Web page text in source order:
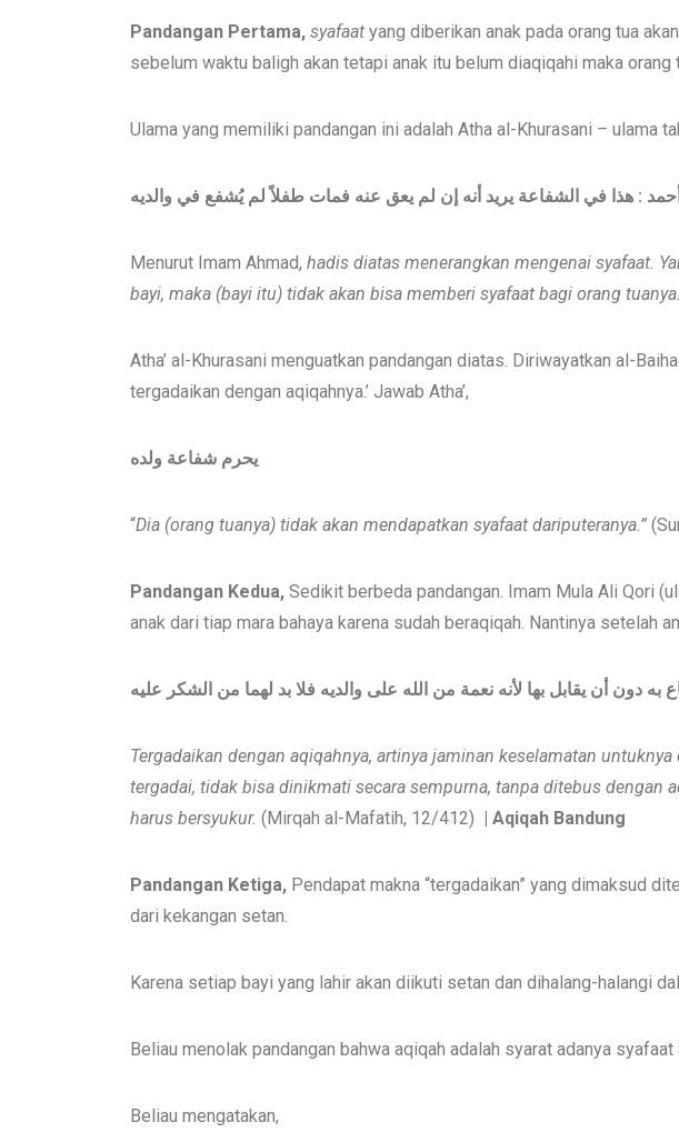
Pandangan Pertama, syafaat yang diberikan anak pada orang tua
sebelum waktu baligh akan tetapi anak itu belum diaqiqahi maka
Ulama yang memiliki pandangan ini adalah Atha al-Khurasani – ulama
: هذا في الشفاعة يريد أنه إن لم يعق عنه فمات طفلاً لم يُشفع في والديه
Menurut Imam Ahmad, hadis diatas menerangkan mengenai syafaat.
bayi, maka (bayi itu) tidak akan bisa memberi syafaat bagi orang tuanya.
Atha’ al-Khurasani menguatkan pandangan diatas. Diriwayatkan al-
tergadaikan dengan aqiqahnya.’ Jawab Atha’,
يحرم شفاعة ولده
“Dia (orang tuanya) tidak akan mendapatkan syafaat dariputeranya.”
Pandangan Kedua, Sedikit berbeda pandangan. Imam Mula Ali Qori
anak dari tiap mara bahaya karena sudah beraqiqah. Nantinya setelah
دون أن يقابل بها لأنه نعمة من الله على والديه فلا بد لهما من الشكر عليه
Tergadaikan dengan aqiqahnya, artinya jaminan keselamatan
tergadai, tidak bisa dinikmati secara sempurna, tanpa ditebus dengan
harus bersyukur. (Mirqah al-Mafatih, 12/412) | Aqiqah Bandung
Pandangan Ketiga, Pendapat makna “tergadaikan” yang dimaksud
dari kekangan setan.
Karena setiap bayi yang lahir akan diikuti setan dan dihalang-halangi
Beliau menolak pandangan bahwa aqiqah adalah syarat adanya syafaat
Beliau mengatakan,